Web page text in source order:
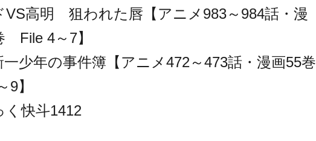
VS高明 狙われた唇【アニメ983～984話・漫
File 4～7】
一少年の事件簿【アニメ472～473話・漫画55巻
9】
く快斗1412